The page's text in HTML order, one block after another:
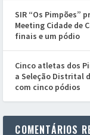
SIR “Os Pimpões”
Meeting Cidade de
finais e um pódio
Cinco atletas dos
a Seleção Distrital
com cinco pódios
COMENTÁRIOS